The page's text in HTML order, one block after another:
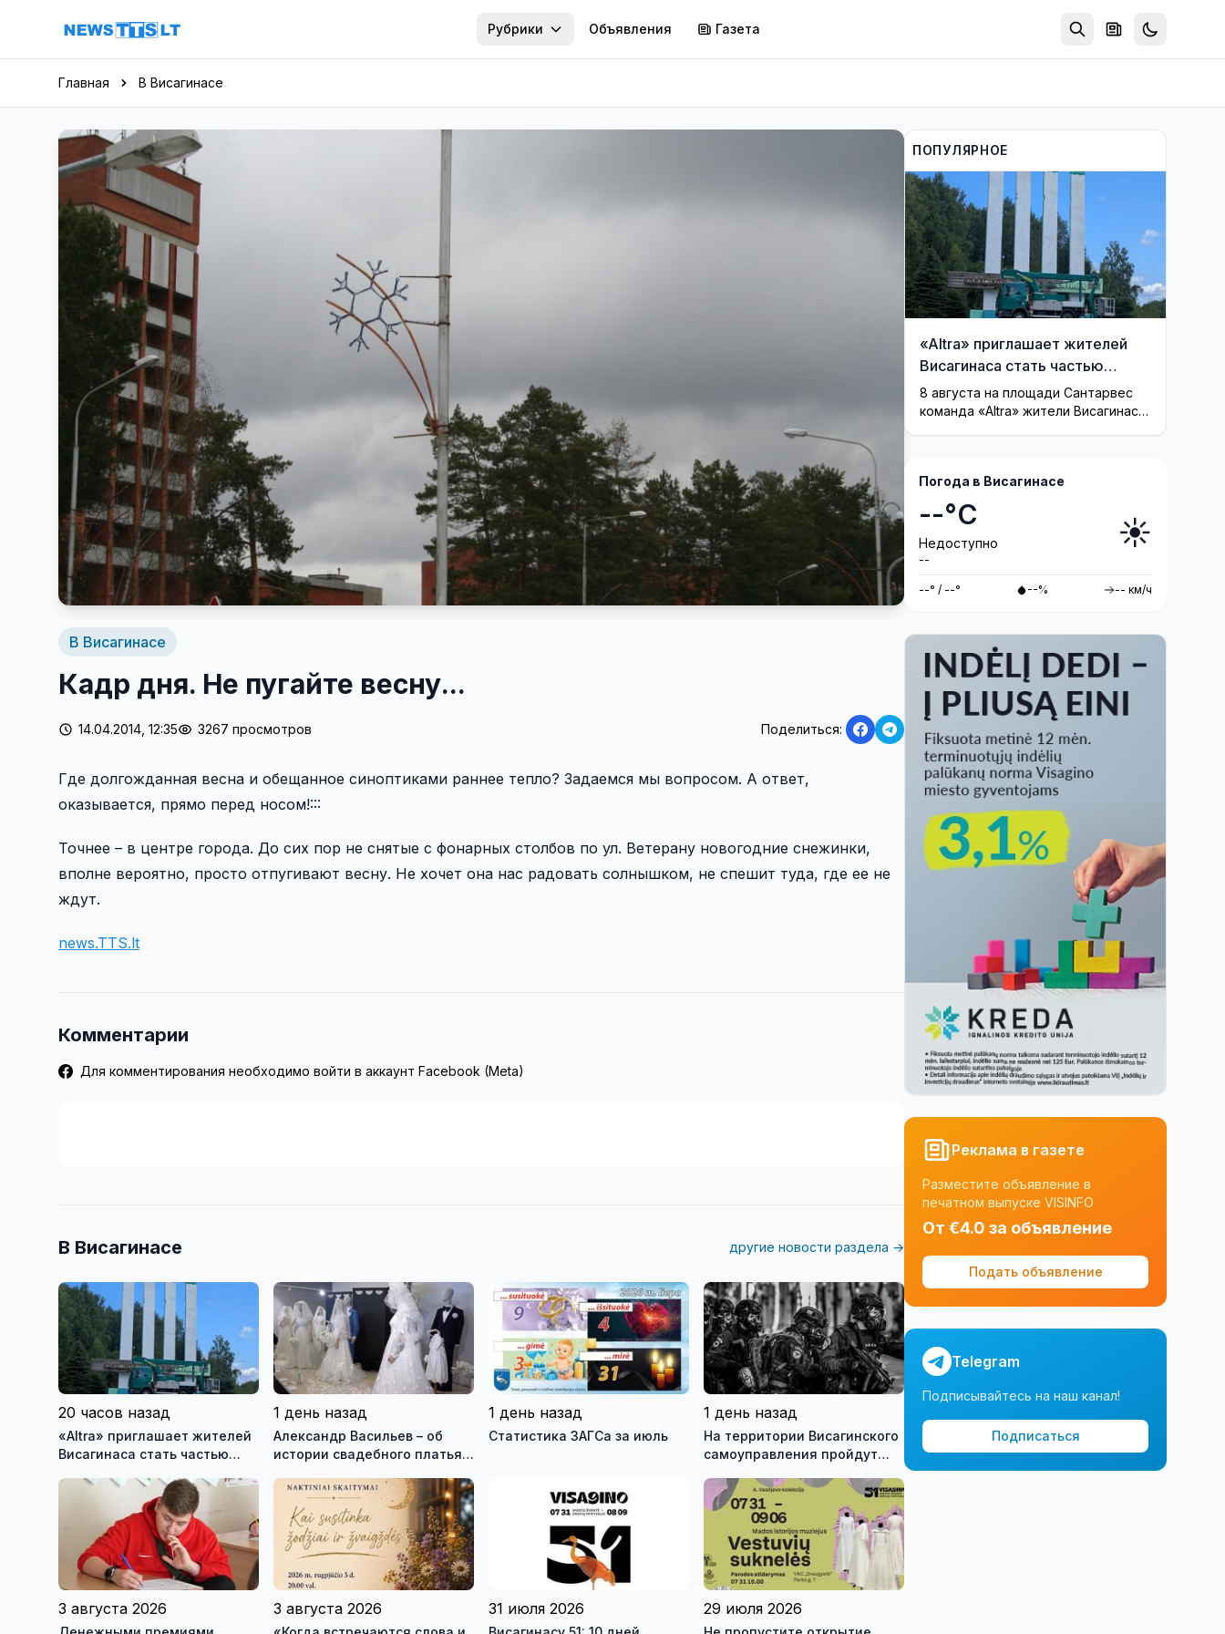
Перейти к содержимому
Рубрики Объявления Газета
Главная В Висагинасе
В Висагинасе
Кадр дня. Не пугайте весну...
14.04.2014, 12:35 3267 просмотров Поделиться:
Где долгожданная весна и обещанное синоптиками раннее тепло? Задаемся мы вопросом. А ответ,
оказывается, прямо перед носом!:::
Точнее – в центре города. До сих пор не снятые с фонарных столбов по ул. Ветерану новогодние снежинки,
вполне вероятно, просто отпугивают весну. Не хочет она нас радовать солнышком, не спешит туда, где ее не
ждут.
news.TTS.lt
Комментарии
Для комментирования необходимо войти в аккаунт Facebook (Meta)
В Висагинасе другие новости раздела →
20 часов назад
«Altra» приглашает жителей
Висагинаса стать частью
1 день назад
Александр Васильев – об
истории свадебного платья и
истории моды (видео)
1 день назад
Статистика ЗАГСа за июль
1 день назад
На территории Висагинского
самоуправления пройдут
антитеррористические
учения «Baltic Shadow»
3 августа 2026 3 августа 2026 31 июля 2026 29 июля 2026
ПОПУЛЯРНОЕ
«Altra» приглашает жителей
Висагинаса стать частью
истории обновлённой стелы
8 августа на площади Сантарвес
команда «Altra» жители Висагинаса
Погода в Висагинасе
--°C
Недоступно
--
☀️
--° / --° --% -- км/ч
Реклама в газете
Разместите объявление в
печатном выпуске VISINFO
От €4.0 за объявление
Подать объявление
Telegram
Подписывайтесь на наш канал!
Подписаться